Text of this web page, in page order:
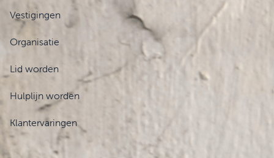
Vestigingen
Organisatie
Lid worden
Hulplijn worden
Klantervaringen